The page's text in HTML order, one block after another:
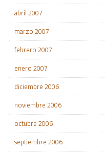
abril 2007
marzo 2007
febrero 2007
enero 2007
diciembre 2006
noviembre 2006
octubre 2006
septiembre 2006